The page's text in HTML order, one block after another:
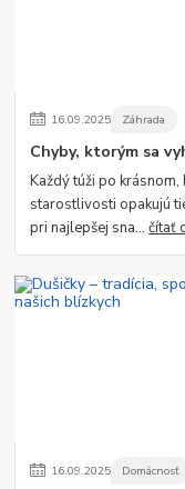
16.09.2025 Záhrada
Chyby, ktorým sa
Každý túži po
starostlivosti opakujú
pri najlepšej sna...čítať
16.09.2025 Domácnosť